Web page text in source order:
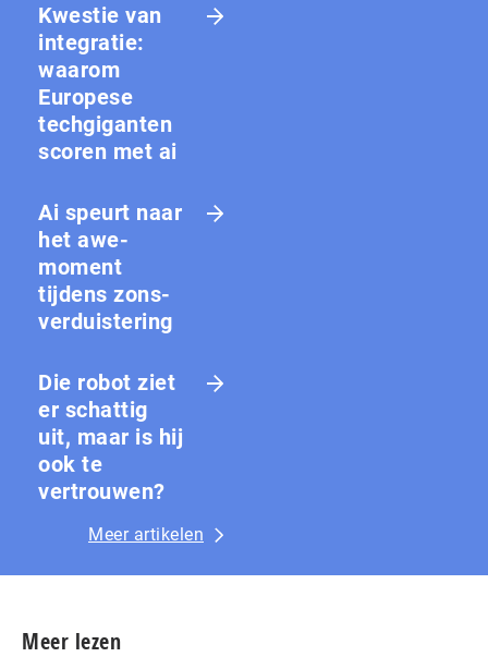
Kwestie van
integratie:
waarom
Europese
techgiganten
scoren met ai
Ai speurt naar
het awe-
moment
tijdens zons­
ver­duis­te­ring
Die robot ziet
er schattig
uit, maar is hij
ook te
vertrouwen?
Meer artikelen
Meer lezen